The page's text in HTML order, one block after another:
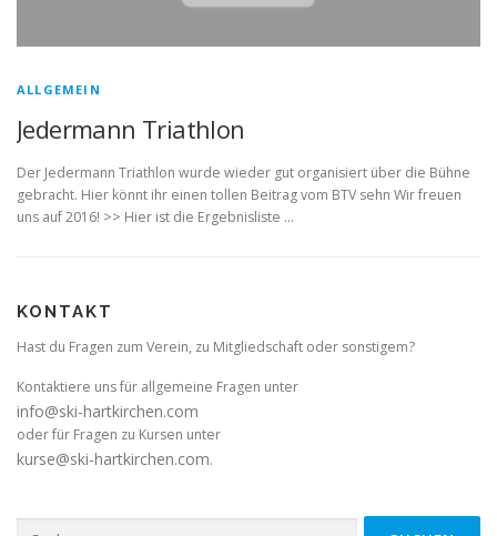
ALLGEMEIN
Jedermann Triathlon
Der Jedermann Triathlon wurde wieder gut organisiert über die Bühne
gebracht. Hier könnt ihr einen tollen Beitrag vom BTV sehn Wir freuen
uns auf 2016! >> Hier ist die Ergebnisliste …
KONTAKT
Hast du Fragen zum Verein, zu Mitgliedschaft oder sonstigem?
Kontaktiere uns für allgemeine Fragen unter
info@ski-hartkirchen.com
oder für Fragen zu Kursen unter
kurse@ski-hartkirchen.com.